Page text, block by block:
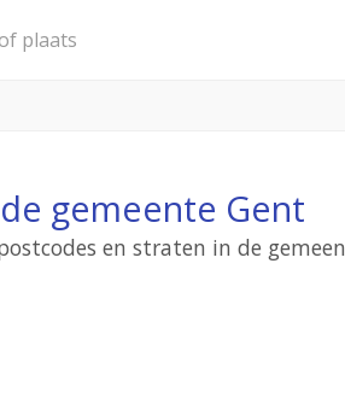
gemeente Gent
en straten in de